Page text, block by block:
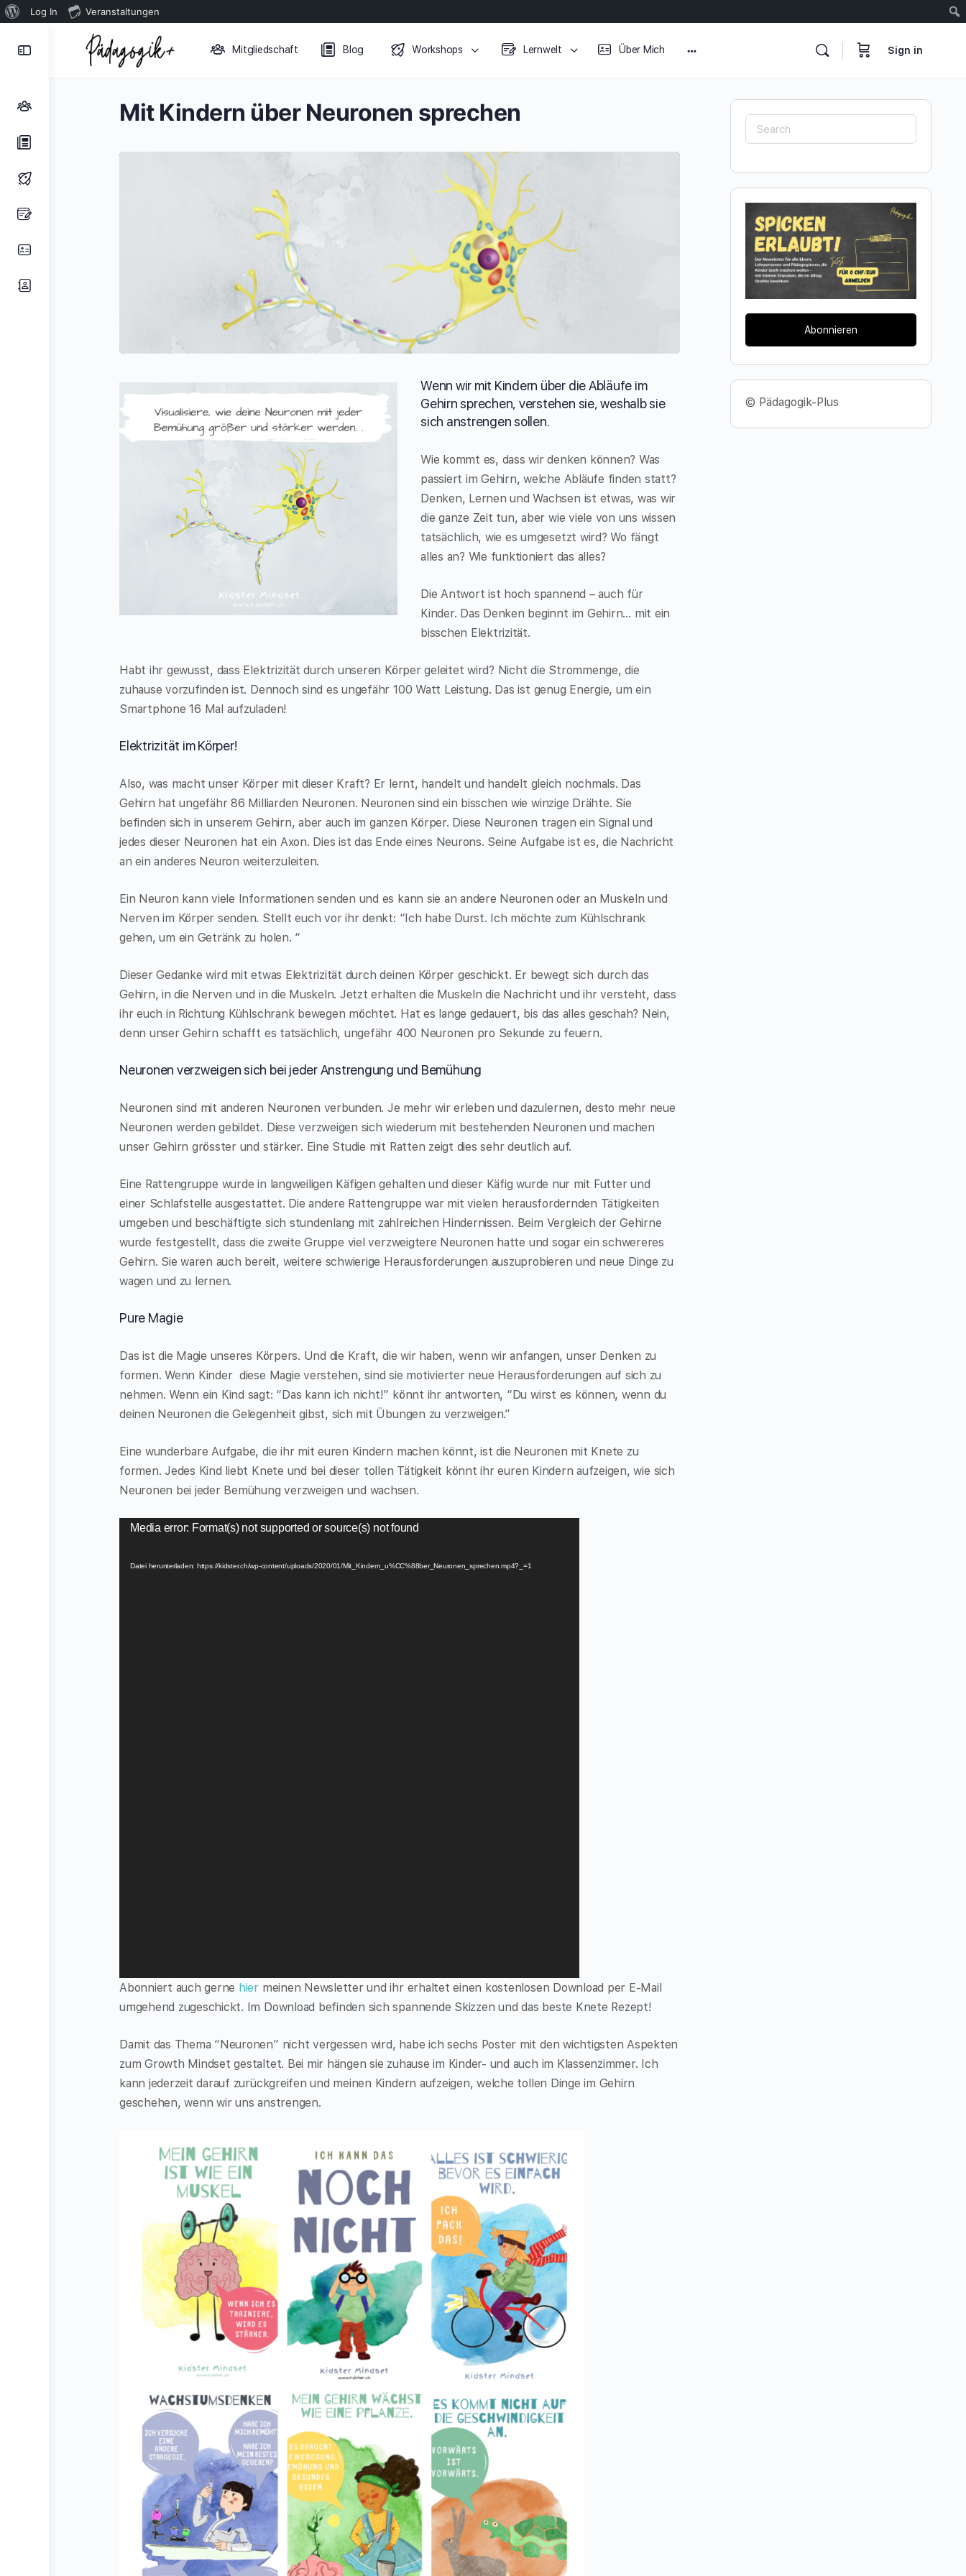
Über
Log In Veranstaltungen
Mitgliedschaft Blog Workshops Lernwelt Über Mich Sign in
Mit Kindern über Neuronen sprechen
Wenn wir mit Kindern über die Abläufe im
Gehirn sprechen, verstehen sie, weshalb sie
sich anstrengen sollen.
Wie kommt es, dass wir denken können? Was
passiert im Gehirn, welche Abläufe finden statt?
Denken, Lernen und Wachsen ist etwas, was wir
die ganze Zeit tun, aber wie viele von uns wissen
tatsächlich, wie es umgesetzt wird? Wo fängt
alles an? Wie funktioniert das alles?
Die Antwort ist hoch spannend – auch für
Kinder. Das Denken beginnt im Gehirn… mit ein
bisschen Elektrizität.
Habt ihr gewusst, dass Elektrizität durch unseren Körper geleitet wird? Nicht die Strommenge, die
zuhause vorzufinden ist. Dennoch sind es ungefähr 100 Watt Leistung. Das ist genug Energie, um ein
Smartphone 16 Mal aufzuladen!
Elektrizität im Körper!
Also, was macht unser Körper mit dieser Kraft? Er lernt, handelt und handelt gleich nochmals. Das
Gehirn hat ungefähr 86 Milliarden Neuronen. Neuronen sind ein bisschen wie winzige Drähte. Sie
befinden sich in unserem Gehirn, aber auch im ganzen Körper. Diese Neuronen tragen ein Signal und
jedes dieser Neuronen hat ein Axon. Dies ist das Ende eines Neurons. Seine Aufgabe ist es, die Nachricht
an ein anderes Neuron weiterzuleiten.
Ein Neuron kann viele Informationen senden und es kann sie an andere Neuronen oder an Muskeln und
Nerven im Körper senden. Stellt euch vor ihr denkt: “Ich habe Durst. Ich möchte zum Kühlschrank
gehen, um ein Getränk zu holen. “
Dieser Gedanke wird mit etwas Elektrizität durch deinen Körper geschickt. Er bewegt sich durch das
Gehirn, in die Nerven und in die Muskeln. Jetzt erhalten die Muskeln die Nachricht und ihr versteht, dass
ihr euch in Richtung Kühlschrank bewegen möchtet. Hat es lange gedauert, bis das alles geschah? Nein,
denn unser Gehirn schafft es tatsächlich, ungefähr 400 Neuronen pro Sekunde zu feuern.
Neuronen verzweigen sich bei jeder Anstrengung und Bemühung
Neuronen sind mit anderen Neuronen verbunden. Je mehr wir erleben und dazulernen, desto mehr neue
Neuronen werden gebildet. Diese verzweigen sich wiederum mit bestehenden Neuronen und machen
unser Gehirn grösster und stärker. Eine Studie mit Ratten zeigt dies sehr deutlich auf.
Eine Rattengruppe wurde in langweiligen Käfigen gehalten und dieser Käfig wurde nur mit Futter und
einer Schlafstelle ausgestattet. Die andere Rattengruppe war mit vielen herausfordernden Tätigkeiten
umgeben und beschäftigte sich stundenlang mit zahlreichen Hindernissen. Beim Vergleich der Gehirne
wurde festgestellt, dass die zweite Gruppe viel verzweigtere Neuronen hatte und sogar ein schwereres
Gehirn. Sie waren auch bereit, weitere schwierige Herausforderungen auszuprobieren und neue Dinge zu
wagen und zu lernen.
Pure Magie
Das ist die Magie unseres Körpers. Und die Kraft, die wir haben, wenn wir anfangen, unser Denken zu
formen. Wenn Kinder diese Magie verstehen, sind sie motivierter neue Herausforderungen auf sich zu
nehmen. Wenn ein Kind sagt: “Das kann ich nicht!” könnt ihr antworten, “Du wirst es können, wenn du
deinen Neuronen die Gelegenheit gibst, sich mit Übungen zu verzweigen.”
Eine wunderbare Aufgabe, die ihr mit euren Kindern machen könnt, ist die Neuronen mit Knete zu
formen. Jedes Kind liebt Knete und bei dieser tollen Tätigkeit könnt ihr euren Kindern aufzeigen, wie sich
Neuronen bei jeder Bemühung verzweigen und wachsen.
Video-
Media error: Format(s) not supported or source(s) not found
Datei herunterladen: https://kidster.ch/wp-content/uploads/2020/01/Mit_Kindern_u%CC%88ber_Neuronen_sprechen.mp4?_=1
Abonniert auch gerne hier meinen Newsletter und ihr erhaltet einen kostenlosen Download per E-Mail
umgehend zugeschickt. Im Download befinden sich spannende Skizzen und das beste Knete Rezept!
Damit das Thema “Neuronen” nicht vergessen wird, habe ich sechs Poster mit den wichtigsten Aspekten
zum Growth Mindset gestaltet. Bei mir hängen sie zuhause im Kinder- und auch im Klassenzimmer. Ich
kann jederzeit darauf zurückgreifen und meinen Kindern aufzeigen, welche tollen Dinge im Gehirn
geschehen, wenn wir uns anstrengen.
Search
for:
Abonnieren
© Pädagogik-Plus